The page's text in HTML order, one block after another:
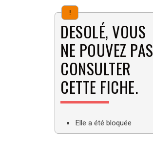
!
DESOLÉ, VOUS
NE POUVEZ PAS
CONSULTER
CETTE FICHE.
Elle a été bloquée